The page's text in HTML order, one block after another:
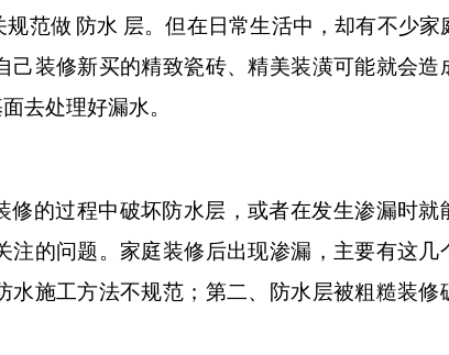
规范做 防水 层。但在日常生活中，却有不少家
装修新买的精致瓷砖、精美装潢可能就会造
去处理好漏水。
的过程中破坏防水层，或者在发生渗漏时就
注的问题。家庭装修后出现渗漏，主要有这几
施工方法不规范；第二、防水层被粗糙装修